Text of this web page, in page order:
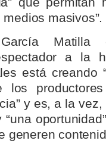
masivos”.
Matilla
a la
está creando
los
y es, a la vez,
generen